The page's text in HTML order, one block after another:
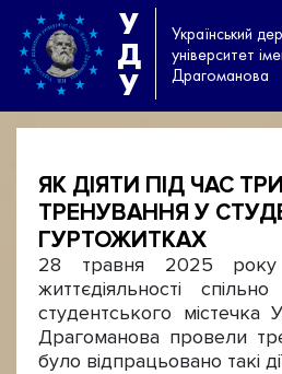
У
Д
У
Український
університет
Драгоманова
ЯК ДІЯТИ ПІД ЧАС
ТРЕНУВАННЯ У
ГУРТОЖИТКАХ
28 травня 2025
життєдіяльності
студентського містечка
Драгоманова провели
було відпрацьовано такі